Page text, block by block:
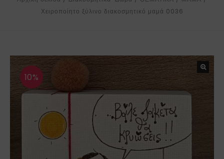
Χειροποίητο ξύλινο διακοσμητικό μαμά 0036
10%